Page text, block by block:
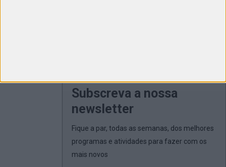
Subscreva a nossa
newsletter
Fique a par, todas as semanas, dos melhores
programas e atividades para fazer com os
mais novos